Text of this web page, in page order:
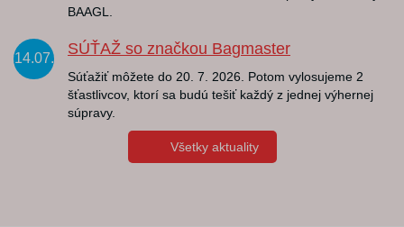
BAAGL.
14.07.
SÚŤAŽ so značkou Bagmaster
Súťažiť môžete do 20. 7. 2026. Potom vylosujeme 2
šťastlivcov, ktorí sa budú tešiť každý z jednej výhernej
súpravy.
Všetky aktuality